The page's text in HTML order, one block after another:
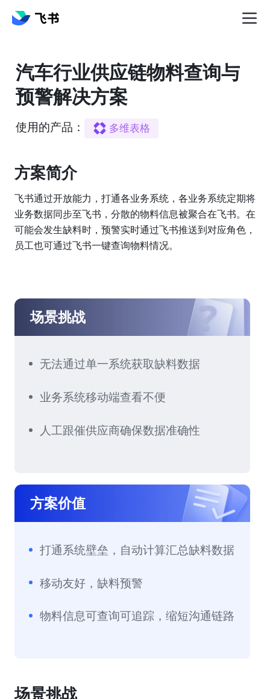
汽车行业供应链物料查询与
预警解决方案
使用的产品： 多维表格
方案简介️
飞书通过开放能力，打通各业务系统，各业务系统定期将
业务数据同步至飞书，分散的物料信息被聚合在飞书。在
可能会发生缺料时，预警实时通过飞书推送到对应角色，
员工也可通过飞书一键查询物料情况。
场景挑战
无法通过单一系统获取缺料数据
业务系统移动端查看不便
人工跟催供应商确保数据准确性
方案价值
打通系统壁垒，自动计算汇总缺料数据
移动友好，缺料预警
物料信息可查询可追踪，缩短沟通链路
场景挑战